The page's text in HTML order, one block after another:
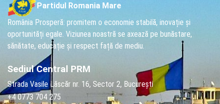
Partidul Romania Mare
România Prosperă: promitem o economie stabilă, inovație și
oportunități egale. Viziunea noastră se axează pe bunăstare,
sănătate, educație și respect față de mediu.
Sediul Central PRM
Strada Vasile Lăscăr nr. 16, Sector 2, București
+4 0773 704 275